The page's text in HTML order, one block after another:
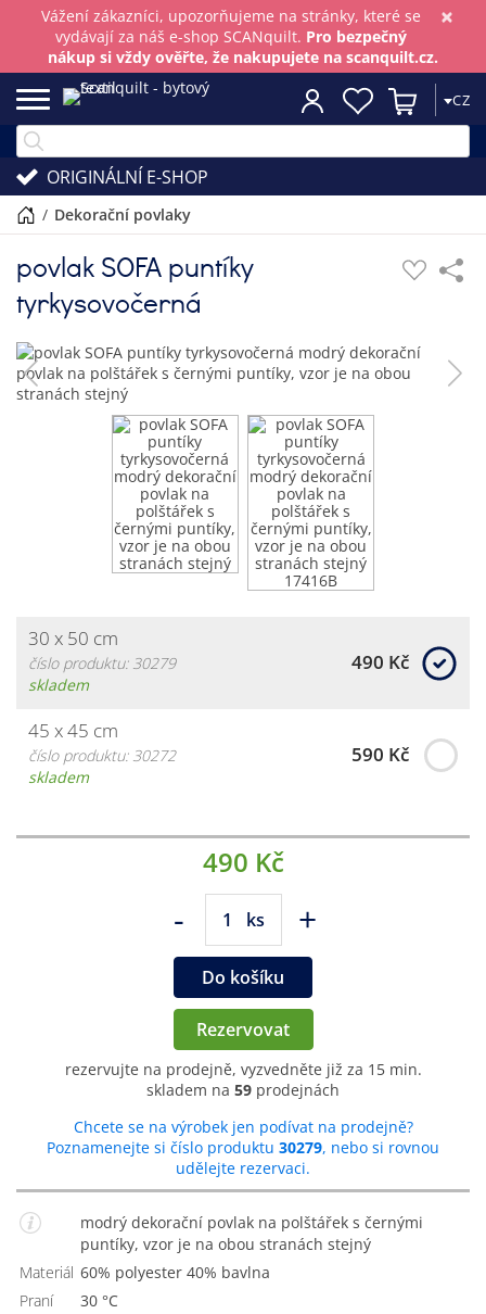
×
Vážení zákazníci, upozorňujeme na stránky, které se
vydávají za náš e-shop SCANquilt. Pro bezpečný
nákup si vždy ověřte, že nakupujete na scanquilt.cz.
CZ
ORIGINÁLNÍ E-SHOP
/ dekorační povlaky
povlak SOFA puntíky
tyrkysovočerná
30 x 50 cm
číslo produktu: 30279
skladem
490 Kč
45 x 45 cm
číslo produktu: 30272
skladem
590 Kč
490 Kč
- ks +
Do košíku
Rezervovat
rezervujte na prodejně, vyzvedněte již za 15 min.
skladem na 59 prodejnách
Chcete se na výrobek jen podívat na prodejně?
Poznamenejte si číslo produktu 30279, nebo si rovnou
udělejte rezervaci.
modrý dekorační povlak na polštářek s černými
puntíky, vzor je na obou stranách stejný
Materiál
60% polyester 40% bavlna
Praní
30 °C